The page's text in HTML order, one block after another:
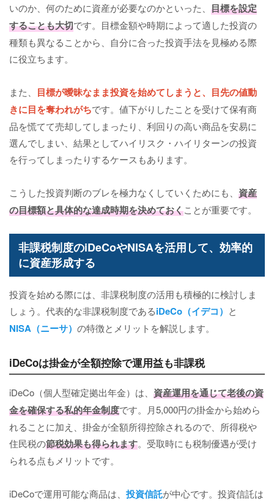
いのか、何のために資産が必要なのかといった、 目標を設定
することも大切です。目標金額や時期によって適した投資の
種類も異なることから、自分に合った投資手法を見極める際
に役立ちます。
また、 目標が曖昧なまま投資を始めてしまうと、目先の値動
きに目を奪われがちです。値下がりしたことを受けて保有商
品を慌てて売却してしまったり、利回りの高い商品を安易に
選んでしまい、結果としてハイリスク・ハイリターンの投資
を行ってしまったりするケースもあります。
こうした投資判断のブレを極力なくしていくためにも、 資産
の目標額と具体的な達成時期を決めておくことが重要です。
非課税制度のiDeCoやNISAを活用して、効率的
に資産形成する
投資を始める際には、非課税制度の活用も積極的に検討しま
しょう。代表的な非課税制度であるiDeCo（イデコ） と
NISA（ニーサ） の特徴とメリットを解説します。
iDeCoは掛金が全額控除で運用益も非課税
iDeCo（個人型確定拠出年金）は、 資産運用を通じて老後の資
金を確保する私的年金制度です。月5,000円の掛金から始めら
れることに加え、掛金が全額所得控除されるので、所得税や
住民税の節税効果も得られます。受取時にも税制優遇が受け
られる点もメリットです。
iDeCoで運用可能な商品は、 投資信託が中心です。投資信託は